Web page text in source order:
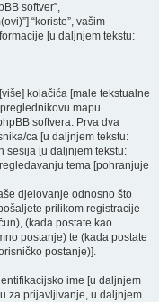
softver”,
“koriste”, vašim
[u daljnjem tekstu:
kolačića [male tekstualne
mapu
softvera. Prva dva
ca [u daljnjem tekstu:
sesija [u daljnjem tekstu:
tema [pohranjuje
djelovanje odnosno što
prilikom registracije
(kada postate kao
postanje) te (kada postate
postanje)].
ime [u daljnjem
za prijavljivanje, u daljnjem